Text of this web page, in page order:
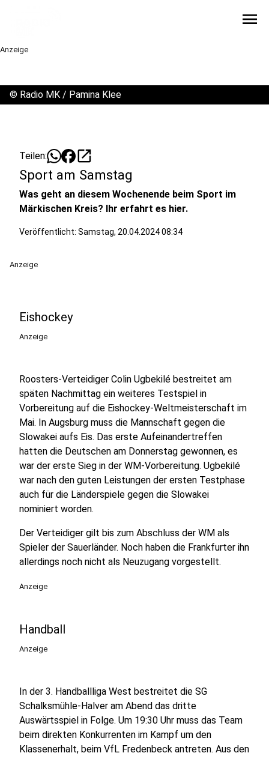
menu
Anzeige
© Radio MK / Pamina Klee
Teilen: open_in_new
Sport am Samstag
Was geht an diesem Wochenende beim Sport im
Märkischen Kreis? Ihr erfahrt es hier.
Veröffentlicht: Samstag, 20.04.2024 08:34
Anzeige
Eishockey
Anzeige
Roosters-Verteidiger Colin Ugbekilé bestreitet am
späten Nachmittag ein weiteres Testspiel in
Vorbereitung auf die Eishockey-Weltmeisterschaft im
Mai. In Augsburg muss die Mannschaft gegen die
Slowakei aufs Eis. Das erste Aufeinandertreffen
hatten die Deutschen am Donnerstag gewonnen, es
war der erste Sieg in der WM-Vorbereitung. Ugbekilé
war nach den guten Leistungen der ersten Testphase
auch für die Länderspiele gegen die Slowakei
nominiert worden.
Der Verteidiger gilt bis zum Abschluss der WM als
Spieler der Sauerländer. Noch haben die Frankfurter ihn
allerdings noch nicht als Neuzugang vorgestellt.
Anzeige
Handball
Anzeige
In der 3. Handballliga West bestreitet die SG
Schalksmühle-Halver am Abend das dritte
Auswärtsspiel in Folge. Um 19:30 Uhr muss das Team
beim direkten Konkurrenten im Kampf um den
Klassenerhalt, beim VfL Fredenbeck antreten. Aus den